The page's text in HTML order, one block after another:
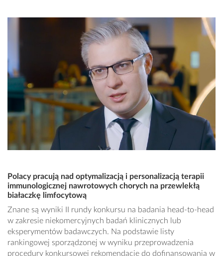
Polacy pracują nad optymalizacją i personalizacją terapii
immunologicznej nawrotowych chorych na przewlekłą
białaczkę limfocytową
Znane są wyniki II rundy konkursu na badania head-to-head
w zakresie niekomercyjnych badań klinicznych lub
eksperymentów badawczych. Na podstawie listy
rankingowej sporządzonej w wyniku przeprowadzenia
procedury konkursowej rekomendację do dofinansowania w